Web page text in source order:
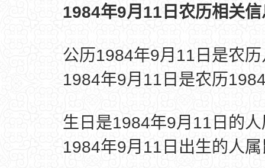
1984年9月11日农历相关
公历1984年9月11日是农
1984年9月11日是农历
生日是1984年9月11日的
1984年9月11日出生的人